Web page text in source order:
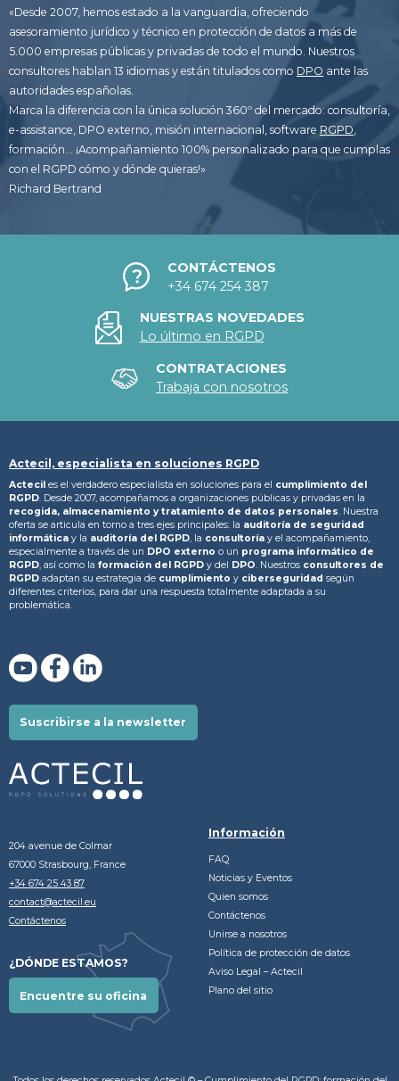
«Desde 2007, hemos estado a la vanguardia, ofreciendo
asesoramiento jurídico y técnico en protección de datos a más de
5.000 empresas públicas y privadas de todo el mundo. Nuestros
consultores hablan 13 idiomas y están titulados como DPO ante las
autoridades españolas.
Marca la diferencia con la única solución 360º del mercado: consultoría,
e-assistance, DPO externo, misión internacional, software RGPD
formación… ¡Acompañamiento 100% personalizado para que cumplas
con el RGPD cómo y dónde quieras!»
Richard Bertrand
CONTÁCTENOS
+34 674 254 387
NUESTRAS NOVEDADES
Lo último en RGPD
CONTRATACIONES
Trabaja con nosotros
Actecil, especialista en soluciones RGPD
Actecil es el verdadero especialista en soluciones para el cumplimiento del
RGPD. Desde 2007, acompañamos a organizaciones públicas y privadas en la
recogida, almacenamiento y tratamiento de datos personales. Nuestra
oferta se articula en torno a tres ejes principales: la auditoría de seguridad
informática y la auditoría del RGPD, la consultoría y el acompañamiento,
especialmente a través de un DPO externo o un programa informático de
RGPD, así como la formación del RGPD y del DPO. Nuestros consultores de
RGPD adaptan su estrategia de cumplimiento y ciberseguridad según
diferentes criterios, para dar una respuesta totalmente adaptada a su
problemática.
Suscribirse a la newsletter
204 avenue de Colmar
67000 Strasbourg, France
+34 674 25 43 87
contact@actecil.eu
Contáctenos
¿DÓNDE ESTAMOS?
Encuentre su oficina
Información
FAQ
Noticias y Eventos
Quien somos
Contáctenos
Unirse a nosotros
Política de protección de datos
Aviso Legal – Actecil
Plano del sitio